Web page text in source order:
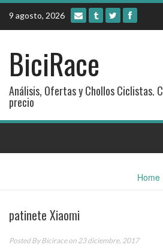
Skip
content
9 agosto, 2026
BiciRace
Análisis, Ofertas y Chollos Ciclistas.
precio
Home
patinete Xiaomi
Posted ByBiciraceon 23 diciembre, 2017